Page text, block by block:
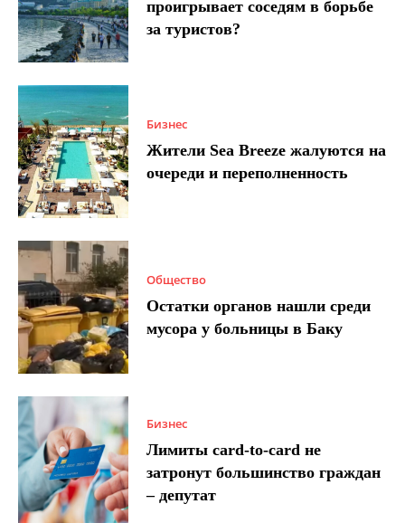
проигрывает соседям в борьбе
за туристов?
Бизнес
Жители Sea Breeze жалуются на
очереди и переполненность
Общество
Остатки органов нашли среди
мусора у больницы в Баку
Бизнес
Лимиты card-to-card не
затронут большинство граждан
– депутат